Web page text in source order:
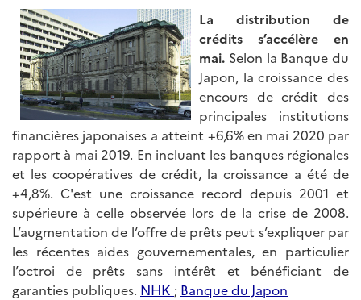
La distribution de
crédits s’accélère en
mai. Selon la Banque du
Japon, la croissance des
encours de crédit des
principales institutions
financières japonaises a atteint +6,6% en mai 2020 par
rapport à mai 2019. En incluant les banques régionales
et les coopératives de crédit, la croissance a été de
+4,8%. C'est une croissance record depuis 2001 et
supérieure à celle observée lors de la crise de 2008.
L’augmentation de l’offre de prêts peut s’expliquer par
les récentes aides gouvernementales, en particulier
l’octroi de prêts sans intérêt et bénéficiant de
garanties publiques. NHK ; Banque du Japon